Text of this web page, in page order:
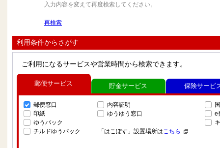
入力内容を変えて再度検索してください。
再検索
利用条件からさがす
ご利用になるサービスや営業時間から検索できます。
郵便サービス
郵便窓口
印紙
ゆうパック
チルドゆうパック
内容証明
ゆうゆう窓口
「はこぽす」設置場所はこちら
e
貯金サービス 保険サービ